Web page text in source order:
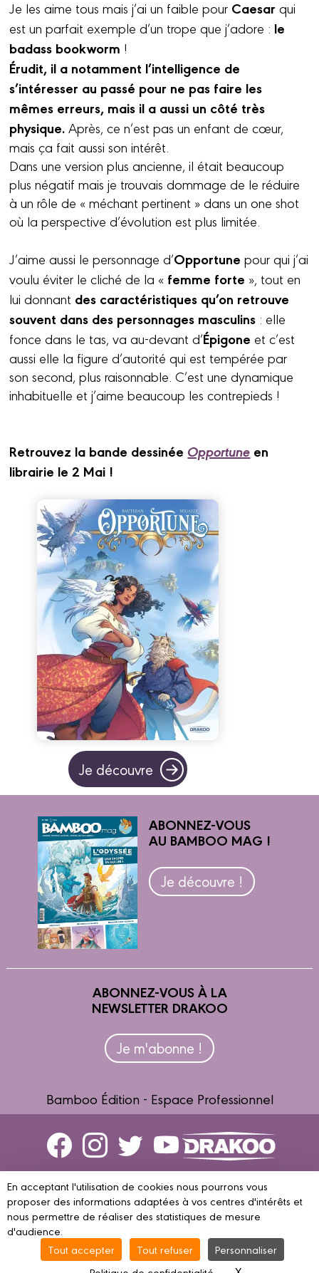
Je les aime tous mais j’ai un faible pour Caesar qui
est un parfait exemple d’un trope que j’adore : le
badass bookworm !
Érudit, il a notamment l’intelligence de
s’intéresser au passé pour ne pas faire les
mêmes erreurs, mais il a aussi un côté très
physique.Après, ce n’est pas un enfant de cœur,
mais ça fait aussi son intérêt.
Dans une version plus ancienne, il était beaucoup
plus négatif mais je trouvais dommage de le réduire
à un rôle de « méchant pertinent » dans un one shot
où la perspective d’évolution est plus limitée.
J’aime aussi le personnage d’Opportune pour qui j’ai
voulu éviter le cliché de la « femme forte », tout en
lui donnant des caractéristiques qu’on retrouve
souvent dans des personnages masculins : elle
fonce dans le tas, va au-devant d’Épigone et c’est
aussi elle la figure d’autorité qui est tempérée par
son second, plus raisonnable. C’est une dynamique
inhabituelle et j’aime beaucoup les contrepieds !
Retrouvez la bande dessinée Opportune en
librairie le 2 Mai !
Je découvre
ABONNEZ-VOUS
AU BAMBOO MAG !
Je découvre !
ABONNEZ-VOUS À LA
NEWSLETTER DRAKOO
Je m'abonne !
Bamboo Édition - Espace Professionnel
Contactez-nous
Devenir partenaire
© 2023 DRAKOO Mentions légales Conditions d’utilisation
En acceptant l'utilisation de cookies nous pourrons vous
proposer des informations adaptées à vos centres d'intérêts et
nous permettre de réaliser des statistiques de mesure
d'audience.
Tout accepter
Tout refuser
Personnaliser